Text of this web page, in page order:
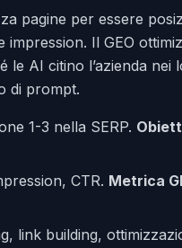
pagine per essere
impression. Il GEO
le AI citino l’azienda
di prompt.
1-3 nella SERP.
CTR. Metrica
link building,